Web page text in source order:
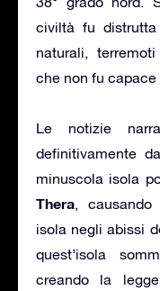
civiltà fu
naturali,
che non fu capace
Le notizie
definitivamente
minuscola isola
Thera, causando
isola negli abissi
quest’isola
creando la